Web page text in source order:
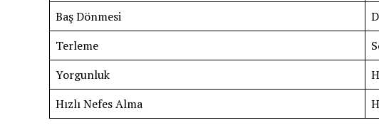
Baş Dönmesi
Terleme
Yorgunluk
Hızlı Nefes Alma